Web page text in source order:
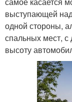
выступающей
одной стороны,
спальных мест, с
высоту